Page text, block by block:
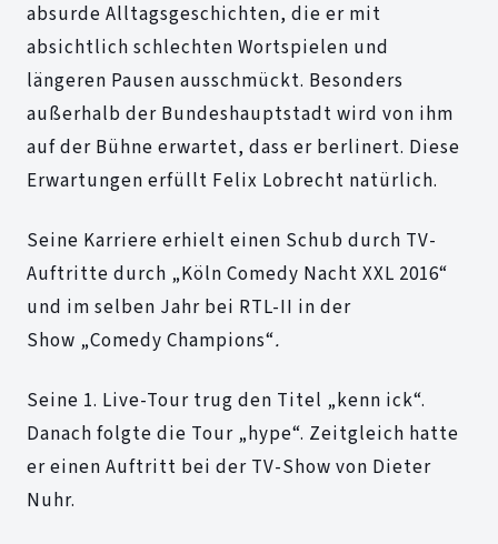
absurde Alltagsgeschichten, die er mit
absichtlich schlechten Wortspielen und
längeren Pausen ausschmückt. Besonders
außerhalb der Bundeshauptstadt wird von ihm
auf der Bühne erwartet, dass er berlinert. Diese
Erwartungen erfüllt Felix Lobrecht natürlich.
Seine Karriere erhielt einen Schub durch TV-
Auftritte durch „Köln Comedy Nacht XXL 2016“
und im selben Jahr bei RTL-II in der
Show „Comedy Champions“.
Seine 1. Live-Tour trug den Titel „kenn ick“.
Danach folgte die Tour „hype“. Zeitgleich hatte
er einen Auftritt bei der TV-Show von Dieter
Nuhr.